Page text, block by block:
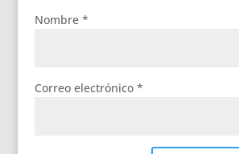
Nombre *
Correo electrónico *